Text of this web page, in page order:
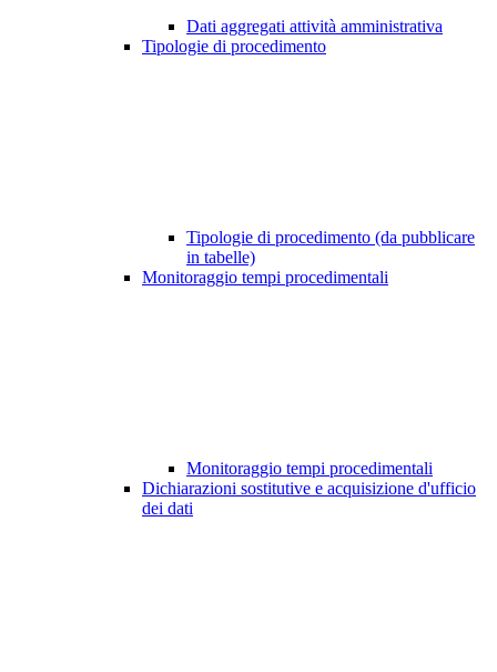
Dati aggregati attività amministrativa
Tipologie di procedimento
Tipologie di procedimento (da pubblicare
in tabelle)
Monitoraggio tempi procedimentali
Monitoraggio tempi procedimentali
Dichiarazioni sostitutive e acquisizione d'ufficio
dei dati